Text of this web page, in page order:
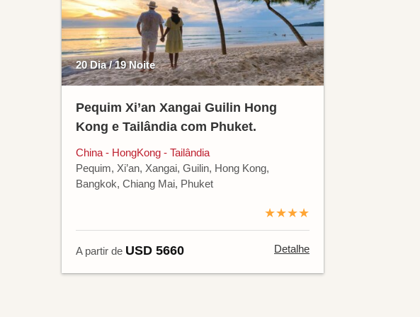
20 Dia / 19 Noite
Pequim Xi’an Xangai Guilin Hong
Kong e Tailândia com Phuket.
China - HongKong - Tailândia
Pequim, Xi’an, Xangai, Guilin, Hong Kong,
Bangkok, Chiang Mai, Phuket
★★★★
A partir de USD 5660 Detalhe